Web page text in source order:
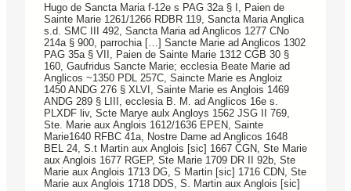
Hugo de Sancta Maria f-12e s PAG 32a § I, Paien de
Sainte Marie 1261/1266 RDBR 119, Sancta Maria Anglica
s.d. SMC III 492, Sancta Maria ad Anglicos 1277 CNo
214a § 900, parrochia […] Sancte Marie ad Anglicos 1302
PAG 35a § VII, Paien de Sainte Marie 1312 CGB 30 §
160, Gaufridus Sancte Marie; ecclesia Beate Marie ad
Anglicos ~1350 PDL 257C, Saincte Marie es Angloiz
1450 ANDG 276 § XLVI, Sainte Marie es Anglois 1469
ANDG 289 § LIII, ecclesia B. M. ad Anglicos 16e s.
PLXDF liv, Scte Marye aulx Angloys 1562 JSG II 769,
Ste. Marie aux Anglois 1612/1636 EPEN, Sainte
Marie1640 RFBC 41a, Nostre Dame ad Anglicos 1648
BEL 24, S.t Martin aux Anglois [sic] 1667 CGN, Ste Marie
aux Anglois 1677 RGEP, Ste Marie 1709 DR II 92b, Ste
Marie aux Anglois 1713 DG, S Martin [sic] 1716 CDN, Ste
Marie aux Anglois 1718 DDS, S. Martin aux Anglois [sic]